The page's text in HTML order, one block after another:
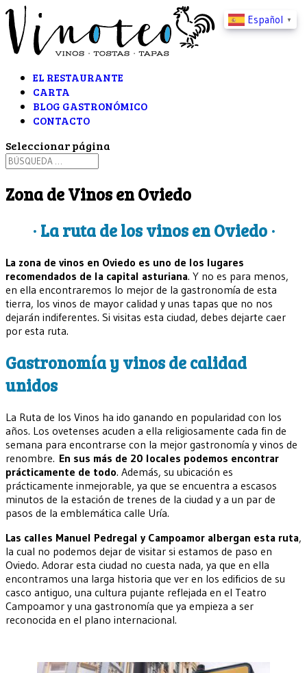
EL RESTAURANTE
CARTA
BLOG GASTRONÓMICO
CONTACTO
Seleccionar página
Zona de Vinos en Oviedo
· La ruta de los vinos en Oviedo ·
La zona de vinos en Oviedo es uno de los lugares
recomendados de la capital asturiana. Y no es para menos,
en ella encontraremos lo mejor de la gastronomía de esta
tierra, los vinos de mayor calidad y unas tapas que no nos
dejarán indiferentes. Si visitas esta ciudad, debes dejarte caer
por esta ruta.
Gastronomía y vinos de calidad
unidos
La Ruta de los Vinos ha ido ganando en popularidad con los
años. Los ovetenses acuden a ella religiosamente cada fin de
semana para encontrarse con la mejor gastronomía y vinos de
renombre. En sus más de 20 locales podemos encontrar
prácticamente de todo. Además, su ubicación es
prácticamente inmejorable, ya que se encuentra a escasos
minutos de la estación de trenes de la ciudad y a un par de
pasos de la emblemática calle Uría.
Las calles Manuel Pedregal y Campoamor albergan esta ruta,
la cual no podemos dejar de visitar si estamos de paso en
Oviedo. Adorar esta ciudad no cuesta nada, ya que en ella
encontramos una larga historia que ver en los edificios de su
casco antiguo, una cultura pujante reflejada en el Teatro
Campoamor y una gastronomía que ya empieza a ser
reconocida en el plano internacional.
Español ▼